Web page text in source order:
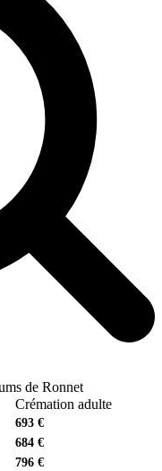
de Ronnet
Crémation adulte
693 €
684 €
796 €